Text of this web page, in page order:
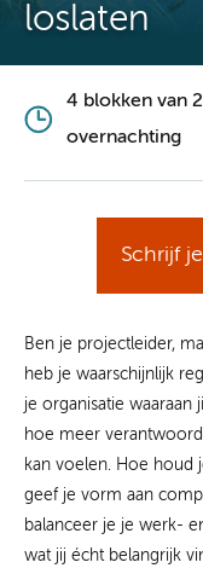
loslaten
4 blokken van
overnachting
Schrijf
Ben je projectleider,
heb je waarschijnlijk
je organisatie
hoe meer
kan voelen. Hoe houd
geef je vorm aan
balanceer je je werk-
wat jij écht belangrijk